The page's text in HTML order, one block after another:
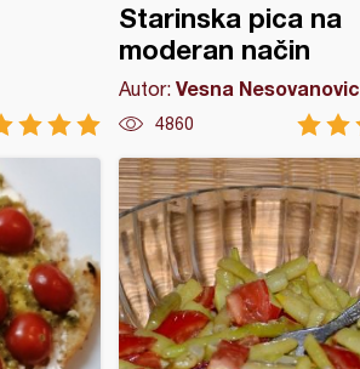
Starinska pica na
moderan način
Autor: Vesna Nesovanovic
4860